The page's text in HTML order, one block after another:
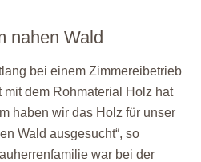
nahen Wald
bei einem Zimmereibetrieb
mit dem Rohmaterial Holz hat
haben wir das Holz für unser
Wald ausgesucht“, so
war bei der